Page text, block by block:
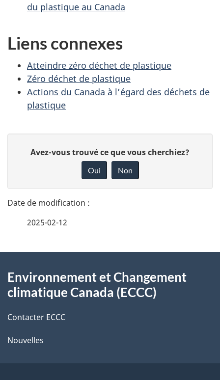
du plastique au Canada
Liens connexes
Atteindre zéro déchet de plastique
Zéro déchet de plastique
Actions du Canada à l’égard des déchets de
plastique
t
a
l
s
d
e
l
n
o
t
r
r
t
Avez-vous trouvé ce que vous cherchiez?
Oui Non
2025-02-12
propos
de
ce
site
Environnement et Changement
climatique Canada (ECCC)
Contacter ECCC
Nouvelles